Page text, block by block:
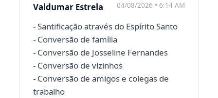
Valdumar Estrela 04/08/2026 • 6:14 AM
- Santificação através do Espírito Santo
- Conversão de família
- Conversão de Josseline Fernandes
- Conversão de vizinhos
- Conversão de amigos e colegas de
trabalho